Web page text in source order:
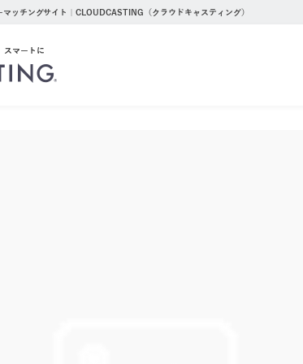
ッチングサイト｜CLOUDCASTING（クラウドキャスティング）
スマートに